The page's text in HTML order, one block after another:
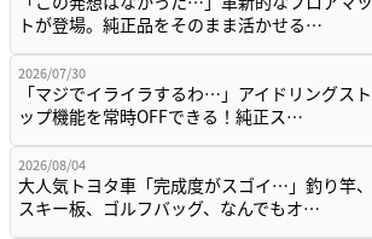
トが登場。純正品をそのまま活かせる…
2026/07/30
「マジでイライラするわ…」アイドリングスト
ップ機能を常時OFFできる！純正ス…
2026/08/04
大人気トヨタ車「完成度がスゴイ…」釣り竿、
スキー板、ゴルフバッグ、なんでもオ…